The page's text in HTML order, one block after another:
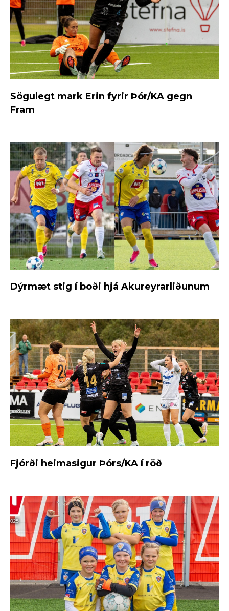
Sögulegt mark Erin fyrir Þór/KA gegn
Fram
Dýrmæt stig í boði hjá Akureyrarliðunum
Fjórði heimasigur Þórs/KA í röð